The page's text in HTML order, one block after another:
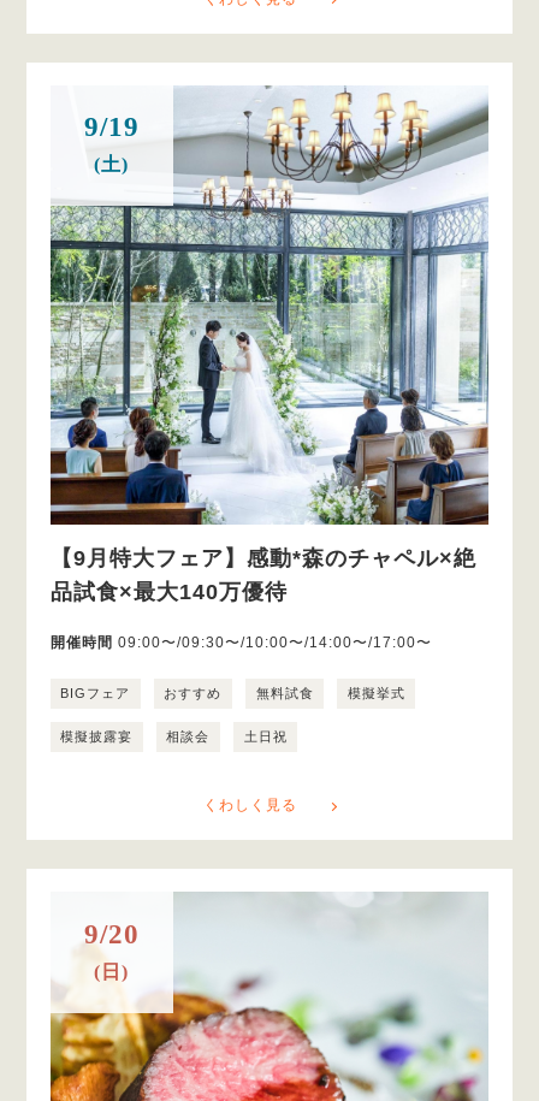
9/19
(土)
【9月特大フェア】感動*森のチャペル×絶
品試食×最大140万優待
開催時間 09:00〜/09:30〜/10:00〜/14:00〜/17:00〜
BIGフェア おすすめ 無料試食 模擬挙式
模擬披露宴 相談会 土日祝
くわしく見る
9/20
(日)